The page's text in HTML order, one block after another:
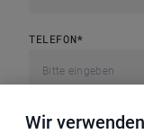
TELEFON*
BETREFF*
Wir